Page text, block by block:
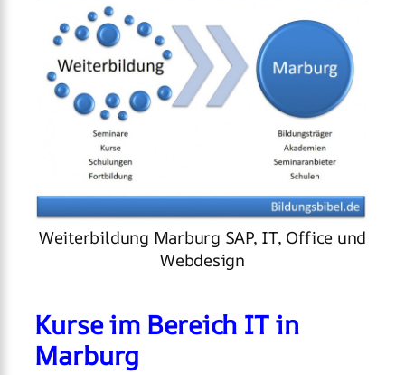
Weiterbildung Marburg SAP, IT, Office und
Webdesign
Kurse im Bereich IT in
Marburg